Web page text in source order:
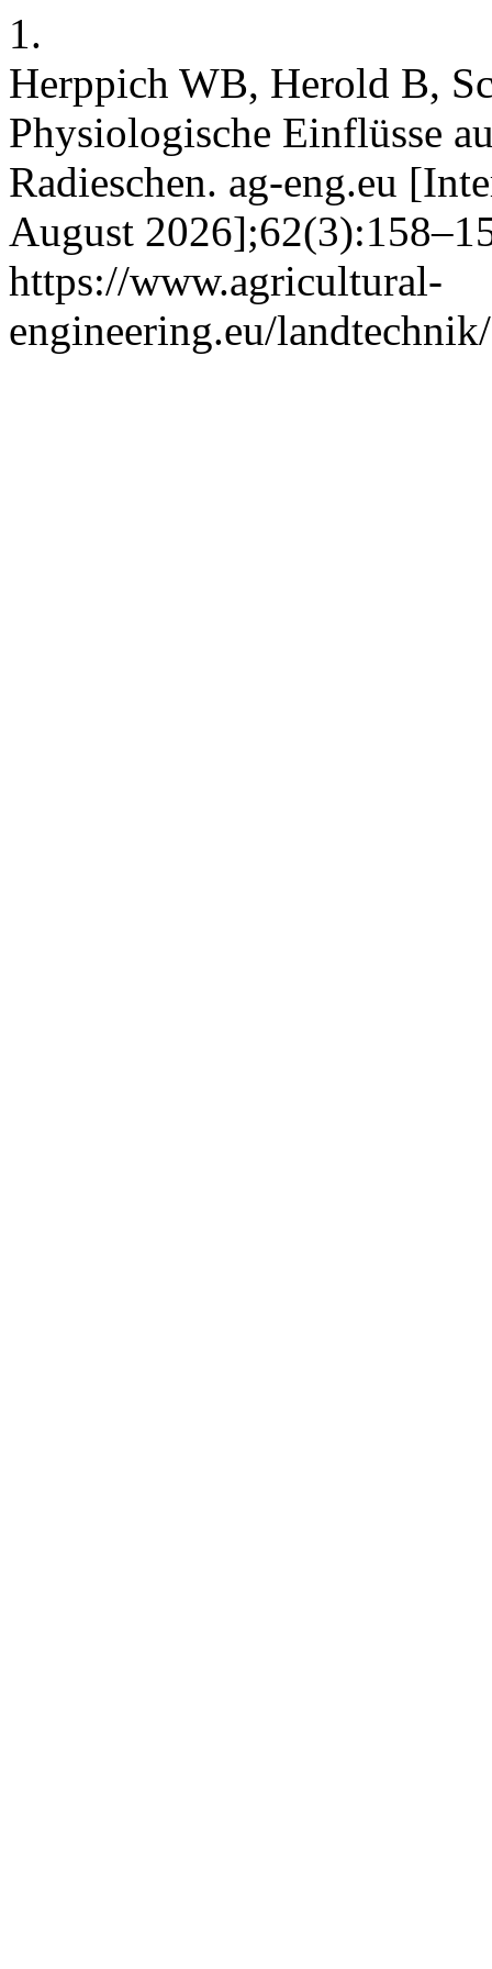
1.
Herppich WB, Herold B,
Physiologische Einflüsse
Radieschen. ag-eng.eu
August
https://www.agricultural-
engineering.eu/